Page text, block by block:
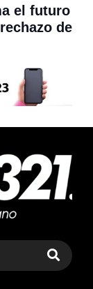
el futuro
de